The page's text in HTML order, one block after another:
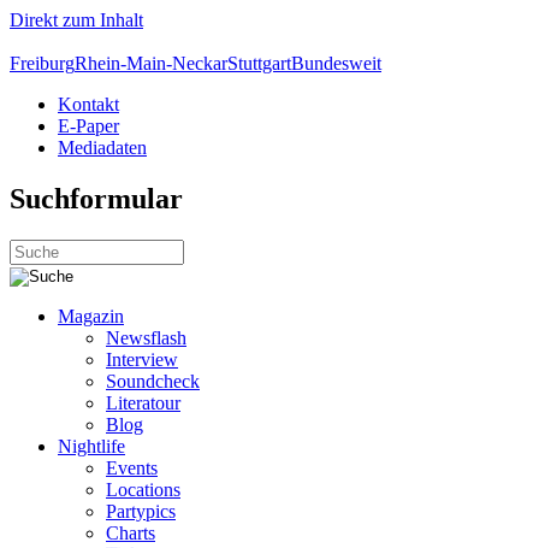
Direkt zum Inhalt
FreiburgRhein-Main-NeckarStuttgartBundesweit
Kontakt
E-Paper
Mediadaten
Suchformular
Magazin
Newsflash
Interview
Soundcheck
Literatour
Blog
Nightlife
Events
Locations
Partypics
Charts